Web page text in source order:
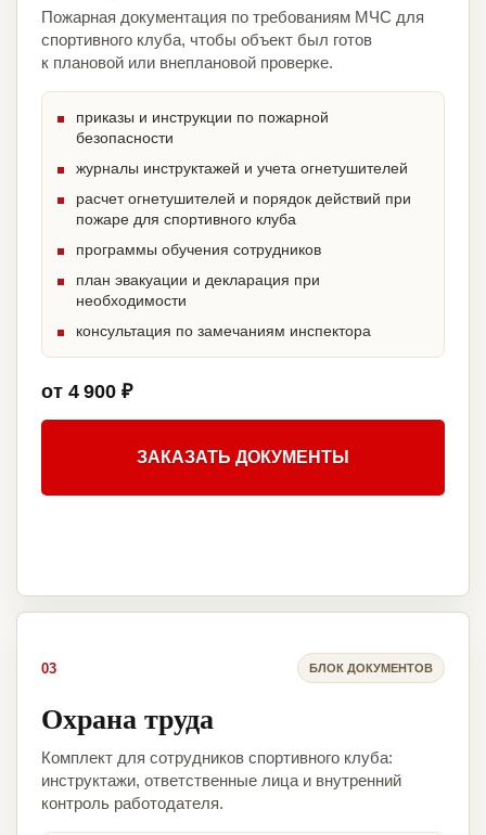
Пожарная документация по требованиям МЧС для
спортивного клуба, чтобы объект был готов
к плановой или внеплановой проверке.
приказы и инструкции по пожарной
безопасности
журналы инструктажей и учета огнетушителей
расчет огнетушителей и порядок действий при
пожаре для спортивного клуба
программы обучения сотрудников
план эвакуации и декларация при
необходимости
консультация по замечаниям инспектора
от 4 900 ₽
ЗАКАЗАТЬ ДОКУМЕНТЫ
03 БЛОК ДОКУМЕНТОВ
Охрана труда
Комплект для сотрудников спортивного клуба:
инструктажи, ответственные лица и внутренний
контроль работодателя.